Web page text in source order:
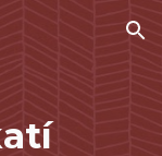
Skip to navigation